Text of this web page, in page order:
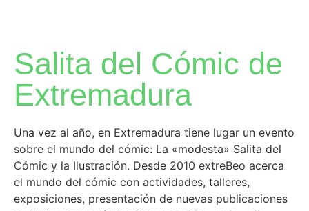
Salita del Cómic de
Extremadura
Una vez al año, en Extremadura tiene lugar un evento
sobre el mundo del cómic: La «modesta» Salita del
Cómic y la Ilustración. Desde 2010 extreBeo acerca
el mundo del cómic con actividades, talleres,
exposiciones, presentación de nuevas publicaciones